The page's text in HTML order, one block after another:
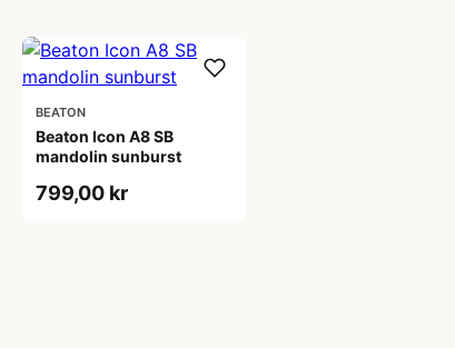
BEATON
Beaton Icon A8 SB
mandolin sunburst
799,00 kr